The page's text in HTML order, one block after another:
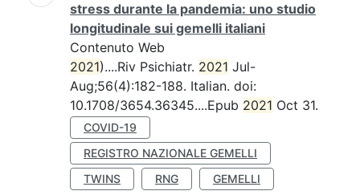
stress durante la pandemia: uno studio
longitudinale sui gemelli italiani
Contenuto Web
2021)....Riv Psichiatr. 2021 Jul-
Aug;56(4):182-188. Italian. doi:
10.1708/3654.36345....Epub 2021 Oct 31.
COVID-19
REGISTRO NAZIONALE GEMELLI
TWINS
RNG GEMELLI